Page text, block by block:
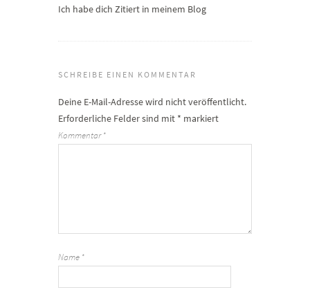
Ich habe dich Zitiert in meinem Blog
SCHREIBE EINEN KOMMENTAR
Deine E-Mail-Adresse wird nicht veröffentlicht.
Erforderliche Felder sind mit * markiert
Kommentar*
Name *